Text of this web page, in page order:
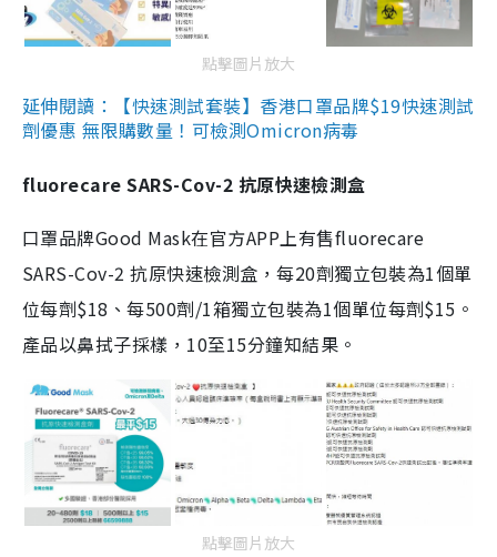
點擊圖片放大
延伸閱讀：【快速測試套裝】香港口罩品牌$19快速測試
劑優惠 無限購數量！可檢測Omicron病毒
fluorecare SARS-Cov-2 抗原快速檢測盒
口罩品牌Good Mask在官方APP上有售fluorecare
SARS-Cov-2 抗原快速檢測盒，每20劑獨立包裝為1個單
位每劑$18、每500劑/1箱獨立包裝為1個單位每劑$15。
產品以鼻拭子採樣，10至15分鐘知結果。
點擊圖片放大